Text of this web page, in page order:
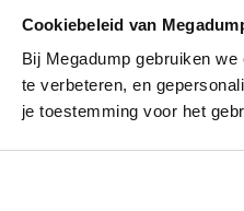
Cookiebeleid van
Bij Megadump gebruiken
te verbeteren, en
je toestemming voor het
15, 30,
in geborsteld